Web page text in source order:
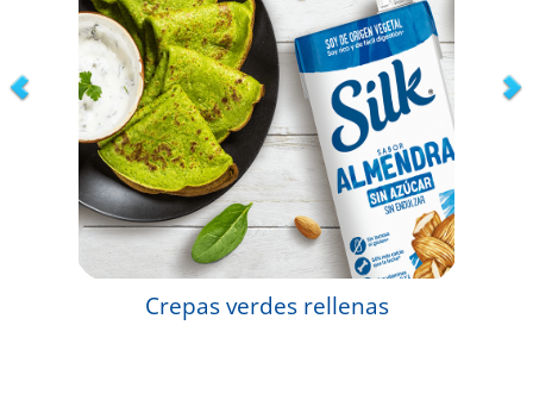
Crepas verdes rellenas